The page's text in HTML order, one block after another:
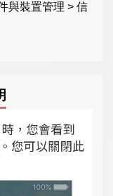
與裝置管理 > 信